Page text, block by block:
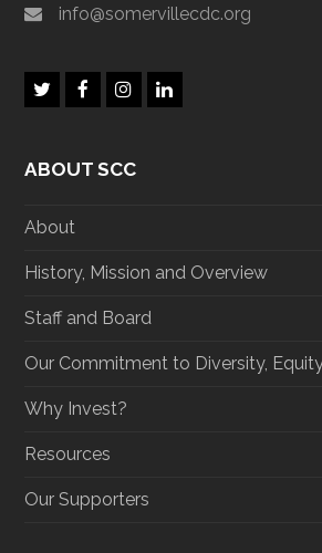
info@somervillecdc.org
T
t
F
b
I
a
L
ABOUT SCC
About
History, Mission and Overview
Staff and Board
Our Commitment to Diversity,
Why Invest?
Resources
Our Supporters